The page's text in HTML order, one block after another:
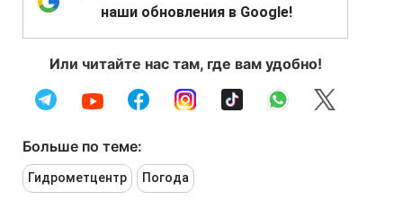
наши обновления в Google!
Или читайте нас там, где вам удобно!
Больше по теме:
Гидрометцентр Погода